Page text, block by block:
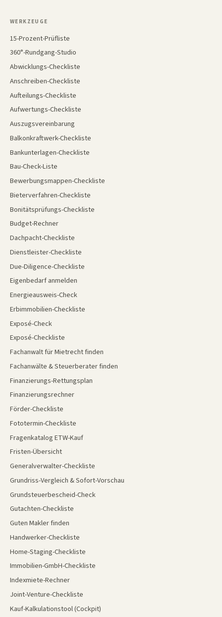
WERKZEUGE
15-Prozent-Prüfliste
360°-Rundgang-Studio
Abwicklungs-Checkliste
Anschreiben-Checkliste
Aufteilungs-Checkliste
Aufwertungs-Checkliste
Auszugsvereinbarung
Balkonkraftwerk-Checkliste
Bankunterlagen-Checkliste
Bau-Check-Liste
Bewerbungsmappen-Checkliste
Bieterverfahren-Checkliste
Bonitätsprüfungs-Checkliste
Budget-Rechner
Dachpacht-Checkliste
Dienstleister-Checkliste
Due-Diligence-Checkliste
Eigenbedarf anmelden
Energieausweis-Check
Erbimmobilien-Checkliste
Exposé-Check
Exposé-Checkliste
Fachanwalt für Mietrecht finden
Fachanwälte & Steuerberater finden
Finanzierungs-Rettungsplan
Finanzierungsrechner
Förder-Checkliste
Fototermin-Checkliste
Fragenkatalog ETW-Kauf
Fristen-Übersicht
Generalverwalter-Checkliste
Grundriss-Vergleich & Sofort-Vorschau
Grundsteuerbescheid-Check
Gutachten-Checkliste
Guten Makler finden
Handwerker-Checkliste
Home-Staging-Checkliste
Immobilien-GmbH-Checkliste
Indexmiete-Rechner
Joint-Venture-Checkliste
Kauf-Kalkulationstool (Cockpit)